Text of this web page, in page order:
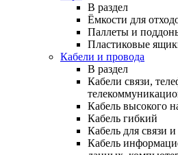
В раздел
Ёмкости для
Паллеты и
Пластиковые
Кабели и провода
В раздел
Кабели связи,
Кабель высокого
Кабель гибкий
Кабель для связи
Кабель